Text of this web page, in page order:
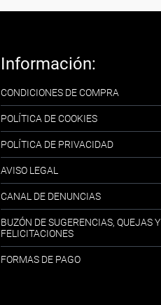
Información:
CONDICIONES DE COMPRA
POLÍTICA DE COOKIES
POLÍTICA DE PRIVACIDAD
AVISO LEGAL
CANAL DE DENUNCIAS
BUZÓN DE SUGERENCIAS, QUEJAS Y
FELICITACIONES
FORMAS DE PAGO